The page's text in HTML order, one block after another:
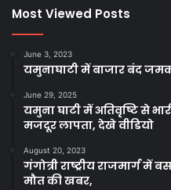
Most Viewed Posts
June 3, 2023
यमुनाघाटी में बाजार बंद
June 29, 2025
यमुना घाटी में अतिवृष्टि से
मजदूर लापता, देखे वीडियो
August 20, 2023
गंगोत्री राष्ट्रीय राजमार्ग में
मौत की खबर,